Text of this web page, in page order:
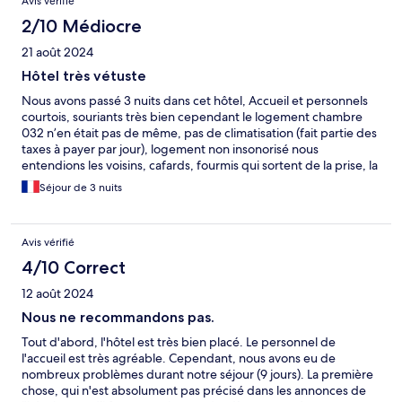
2/10 Médiocre
21 août 2024
Hôtel très vétuste
Nous avons passé 3 nuits dans cet hôtel, Accueil et personnels
courtois, souriants très bien cependant le logement chambre
032 n’en était pas de même, pas de climatisation (fait partie des
taxes à payer par jour), logement non insonorisé nous
entendions les voisins, cafards, fourmis qui sortent de la prise, la
salle de bain devient une piscine à la suite d’une douche l’eau
passe entre le bac de douche et la vitre, et le pompon est la
gratuit à 10min sinon stationnement payant devant sauf le wkd,
taxe de séjour a payer en liquide. Nous ne recommandons pas
ce logement hôtel très vétuste, photos non représentatives,
très cher pour la qualité
Séjour de 3 nuits
Avis vérifié
4/10 Correct
12 août 2024
Nous ne recommandons pas.
Tout d'abord, l'hôtel est très bien placé. Le personnel de
l'accueil est très agréable. Cependant, nous avons eu de
nombreux problèmes durant notre séjour (9 jours). La première
chose, qui n'est absolument pas précisé dans les annonces de